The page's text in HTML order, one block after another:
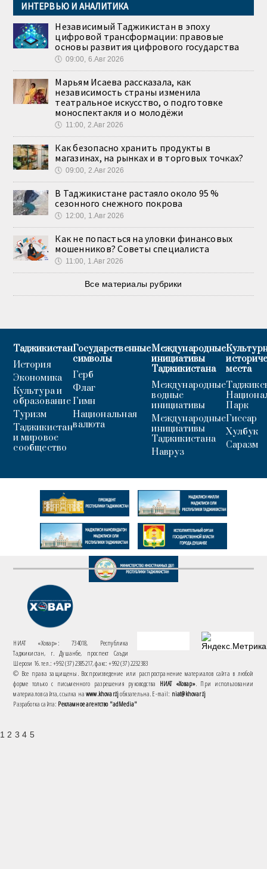
ИНТЕРВЬЮ И АНАЛИТИКА
Независимый Таджикистан в эпоху
цифровой трансформации: правовые
основы развития цифрового государства
🕔 09:00, 6.Авг 2026
Марьям Исаева рассказала, как
независимость страны изменила
театральное искусство, о подготовке
моноспектакля и о молодёжи
🕔 11:00, 2.Авг 2026
Как безопасно хранить продукты в
магазинах, на рынках и в торговых точках?
🕔 09:00, 2.Авг 2026
В Таджикистане растаяло около 95 %
сезонного снежного покрова
🕔 12:00, 1.Авг 2026
Как не попасться на уловки финансовых
мошенников? Советы специалиста
🕔 11:00, 1.Авг 2026
Все материалы рубрики
Таджикистан
История
Экономика
Культура и
образование
Туризм
Таджикистан
и мировое
сообщество
Государственные
символы
Герб
Флаг
Гимн
Национальная
валюта
Международные
инициативы
Таджикистана
Международные
водные
инициативы
Международные
инициативы
Таджикистана
Навруз
места
Парк
Гиссар
Хулбук
Саразм
НИАТ «Ховар»: 734018, Республика
Таджикистан, г. Душанбе, проспект Саъди
Шерози 16. тел.: +992 (37) 2385217, факс: +992 (37) 2232383
© Все права защищены. Воспроизведение или распространение материалов сайта в любой
форме только с письменного разрешения руководства НИАТ «Ховар». При использовании
материалов сайта, ссылка наwww.khovar.tjобязательна. E-mail: niat@khovar.tj
Разработка сайта: Рекламное агентство "adMedia"
1 2 3 4 5